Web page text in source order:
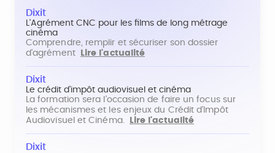
Dixit
L'Agrément CNC pour les films de long métrage
cinéma
Comprendre, remplir et sécuriser son dossier
d'agrément
Lire l'actualité
Dixit
Le crédit d'impôt audiovisuel et cinéma
La formation sera l'occasion de faire un focus sur
les mécanismes et les enjeux du Crédit d'Impôt
Audiovisuel et Cinéma.
Lire l'actualité
Dixit